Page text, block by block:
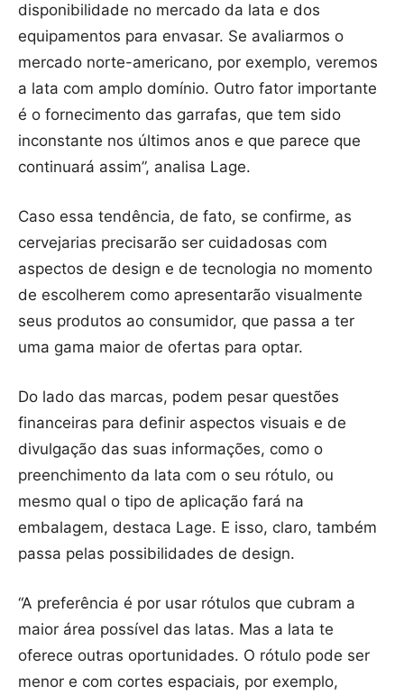
disponibilidade no mercado da lata e dos
equipamentos para envasar. Se avaliarmos o
mercado norte-americano, por exemplo, veremos
a lata com amplo domínio. Outro fator importante
é o fornecimento das garrafas, que tem sido
inconstante nos últimos anos e que parece que
continuará assim”, analisa Lage.
Caso essa tendência, de fato, se confirme, as
cervejarias precisarão ser cuidadosas com
aspectos de design e de tecnologia no momento
de escolherem como apresentarão visualmente
seus produtos ao consumidor, que passa a ter
uma gama maior de ofertas para optar.
Do lado das marcas, podem pesar questões
financeiras para definir aspectos visuais e de
divulgação das suas informações, como o
preenchimento da lata com o seu rótulo, ou
mesmo qual o tipo de aplicação fará na
embalagem, destaca Lage. E isso, claro, também
passa pelas possibilidades de design.
“A preferência é por usar rótulos que cubram a
maior área possível das latas. Mas a lata te
oferece outras oportunidades. O rótulo pode ser
menor e com cortes espaciais, por exemplo,